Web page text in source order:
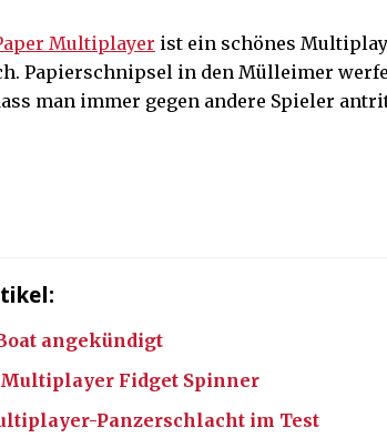
Multiplayer ist ein schönes
Papierschnipsel in den Mülleimer
man immer gegen andere Spieler
angekündigt
Multiplayer Fidget Spinner
Panzerschlacht im Test